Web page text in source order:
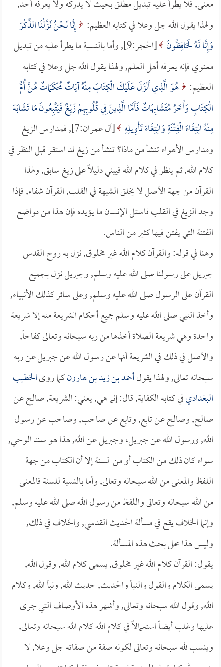
معنى, فلا يطرأ عليه تبديل مطلق بحيث لا يدركه ولا يعرفه أحد,
ولهذا يقول الله جل وعلا في كتابه العظيم: إِنَّا نَحْنُ نَزَّلْنَا الذِّكْرَ
وَإِنَّا لَهُ لَحَافِظُونَ
[الحجر:9], وأما بالنسبة ما يطرأ عليه من تبديل
معنوي فإنه يعرفه أهل العلم, ولهذا يقول الله جل وعلا في كتابه
العظيم: هُوَ الَّذِي أَنْزَلَ عَلَيْكَ الْكِتَابَ مِنْهُ آيَاتٌ مُحْكَمَاتٌ هُنَّ أُمُّ
الْكِتَابِ وَأُخَرُ مُتَشَابِهَاتٌ فَأَمَّا الَّذِينَ فِي قُلُوبِهِمْ زَيْغٌ فَيَتَّبِعُونَ مَا تَشَابَهَ
مِنْهُ ابْتِغَاءَ الْفِتْنَةِ وَابْتِغَاءَ تَأْوِيلِهِ
[آل عمران:7], فمدارس الزيغ
ومدارس الأهواء تنشأ من ماذا؟ تنشأ من زيغ قد استقر قبل النظر في
كلام الله, ثم ينظر في كلام الله فيبني دليلاً على زيغ سابق, ولهذا
القرآن من جهة الأصل لا يخلق الشبهة في القلب, القرآن شفاء, فإذا
وجد الزيغ في القلب فاستل الإنسان ما يؤيده فإن هذا من مواضع
الفتنة التي يفتن فيها كثير من الناس.
وهنا في قوله: والقرآن كلام الله غير مخلوق, نزل به روح القدس
جبريل على رسولنا صلى الله عليه وسلم, وجبريل نزل بجميع
القرآن على الرسول صلى الله عليه وسلم, وعلى سائر كذلك الأنبياء,
وأخذ النبي صلى الله عليه وسلم جميع أحكام الشريعة منه إلا شريعة
واحدة وهي شريعة الصلاة أخذها من ربه سبحانه وتعالى كفاحاً,
والأصل في ذلك في الشريعة أنها عن رسول الله عن جبريل عن ربه
سبحانه تعالى, ولهذا يقولأحمد بن زيد بن هارونكما روىالخطيب
البغداديفي كتابه الكفاية, قال: إنما هي, يعني: الشريعة, صالح عن
صالح, وصالح عن تابع, وتابع عن صاحب, وصاحب عن رسول
الله, ورسول الله عن جبريل، وجبريل عن الله, هذا هو سند الوحي,
سواء كان ذلك من الكتاب أو من السنة إلا أن الكتاب من جهة
اللفظ والمعنى من الله سبحانه وتعالى, وأما بالنسبة للسنة فالمعنى
من الله سبحانه وتعالى واللفظ من رسول الله صلى الله عليه وسلم,
وإنما الخلاف يقع في مسألة الحديث القدسي, والخلاف في ذلك,
وليس هذا محل بحث هذه المسألة.
يقول: القرآن كلام الله غير مخلوق, يسمى كلام الله, وقول الله,
يسمى الكلام والقول والنبأ والحديث, حديث الله, ونبأ الله, وكلام
الله, وقول الله سبحانه وتعالى, وأشهر هذه الأوصاف التي جرى
عليها وغلب أيضاً استعمالاً في كلام الله كلام الله سبحانه وتعالى,
وينسب لله سبحانه وتعالى لكونه صفة من صفاته جل وعلا, لا